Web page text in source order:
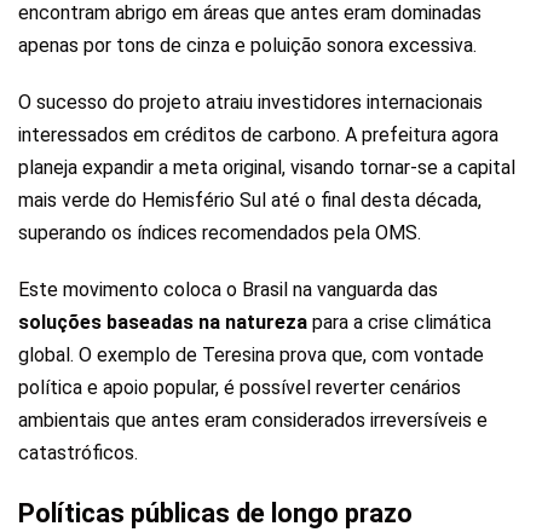
encontram abrigo em áreas que antes eram dominadas
apenas por tons de cinza e poluição sonora excessiva.
O sucesso do projeto atraiu investidores internacionais
interessados em créditos de carbono. A prefeitura agora
planeja expandir a meta original, visando tornar-se a capital
mais verde do Hemisfério Sul até o final desta década,
superando os índices recomendados pela OMS.
Este movimento coloca o Brasil na vanguarda das
soluções baseadas na natureza para a crise climática
global. O exemplo de Teresina prova que, com vontade
política e apoio popular, é possível reverter cenários
ambientais que antes eram considerados irreversíveis e
catastróficos.
Políticas públicas de longo prazo